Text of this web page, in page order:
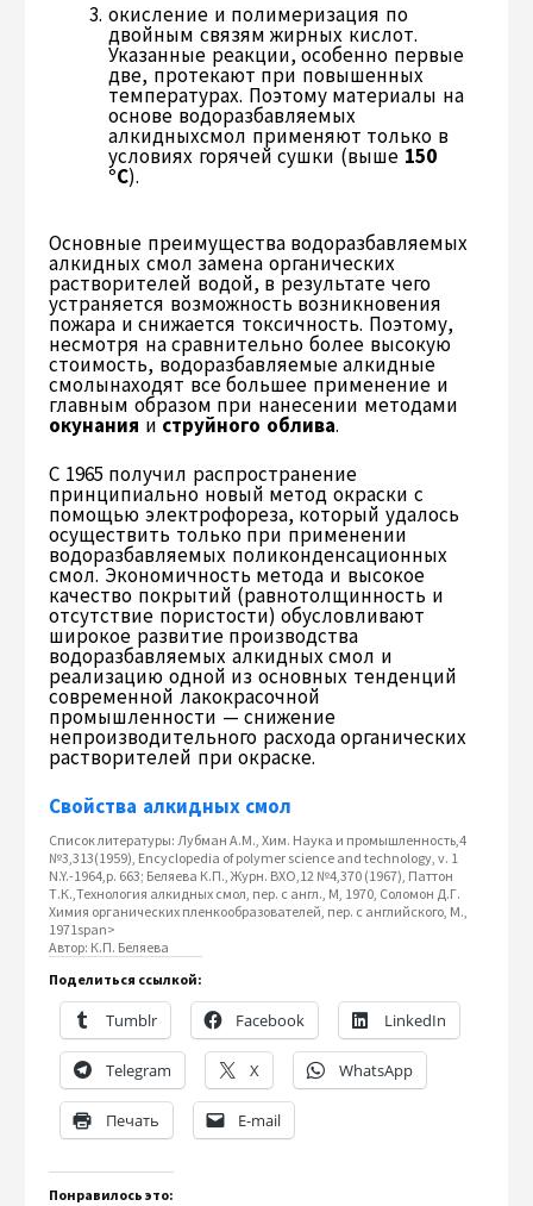
окисление и полимеризация по
двойным связям жирных кислот.
Указанные реакции, особенно первые
две, протекают при повышенных
температуpax. Поэтому материалы на
основе водоразбавляемых
алкидныхсмол применяют только в
условиях горячей сушки (выше 150
°С).
Основные преимущества водоразбавляемых
алкидных смол замена органических
растворителей водой, в результате чего
устраняется возможность возникновения
пожара и снижается токсичность. Поэтому,
несмотря на сравнительно более высокую
стоимость, водоразбавляемые алкидные
смолынаходят все большее применение и
главным образом при нанесении методами
окунания иструйного облива.
С 1965 получил распространение
принципиально новый метод окраски с
помощью электрофореза, который удалось
осуществить только при применении
водоразбавляемых поликонденсационных
смол. Экономичность метода и высокое
качество покрытий (равнотолщинность и
отсутствие пористости) обусловливают
широкое развитие производства
водоразбавляемых алкидных смол и
реализацию одной из основных тенденций
современной лакокрасочной
промышленности — снижение
непроизводительного расхода органических
растворителей при окраске.
Свойства алкидных смол
Список литературы: Лубман А.М., Хим. Наука и промышленность,4
№3,313(1959), Encyclopedia of polymer science and technology, v. 1
N.Y.-1964,р. 663; Беляева К.П., Журн. ВХО,12 №4,370 (1967), Паттон
Т.К.,Технология алкидных смол, пер. с англ., М, 1970, Соломон Д.Г.
Химия органических пленкообразователей, пер. с английского, М.,
1971span>
Автор: К.П. Беляева
Поделиться ссылкой:
Tumblr Facebook LinkedIn
Telegram X WhatsApp
Печать E-mail
Понравилось это: